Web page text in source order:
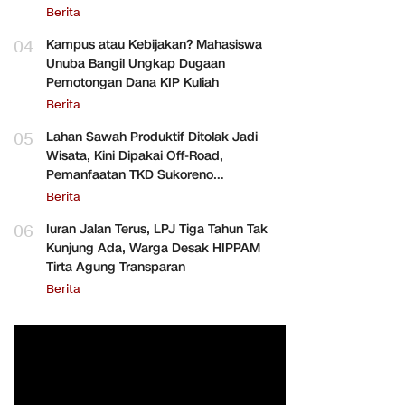
Berita
04
Kampus atau Kebijakan? Mahasiswa
Unuba Bangil Ungkap Dugaan
Pemotongan Dana KIP Kuliah
Berita
05
Lahan Sawah Produktif Ditolak Jadi
Wisata, Kini Dipakai Off-Road,
Pemanfaatan TKD Sukoreno
Dipertanyakan
Berita
06
Iuran Jalan Terus, LPJ Tiga Tahun Tak
Kunjung Ada, Warga Desak HIPPAM
Tirta Agung Transparan
Berita